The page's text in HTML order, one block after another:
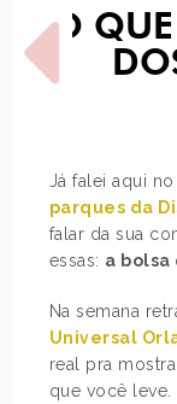
O
Já falei aqui
parques da
falar da sua
essas: a bolsa
Na semana
Universal
real pra
que você
POST
COMO USAR: